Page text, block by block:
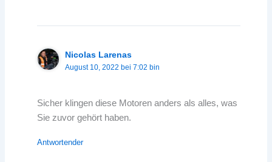
Nicolas Larenas
August 10, 2022 bei 7:02 bin
Sicher klingen diese Motoren anders als alles, was
Sie zuvor gehört haben.
Antwortender